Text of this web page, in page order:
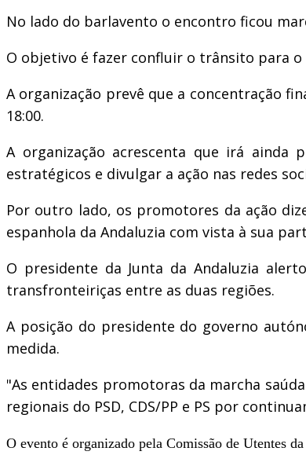
No lado do barlavento o encontro ficou
O objetivo é fazer confluir o trânsito para o
A organização prevê que a concentração
18:00.
A organização acrescenta que irá ainda
estratégicos e divulgar a ação nas redes
Por outro lado, os promotores da ação
espanhola da Andaluzia com vista à sua
O presidente da Junta da Andaluzia
transfronteiriças entre as duas regiões.
A posição do presidente do governo
medida.
"As entidades promotoras da marcha
regionais do PSD, CDS/PP e PS por
O evento é organizado pela Comissão de Utentes